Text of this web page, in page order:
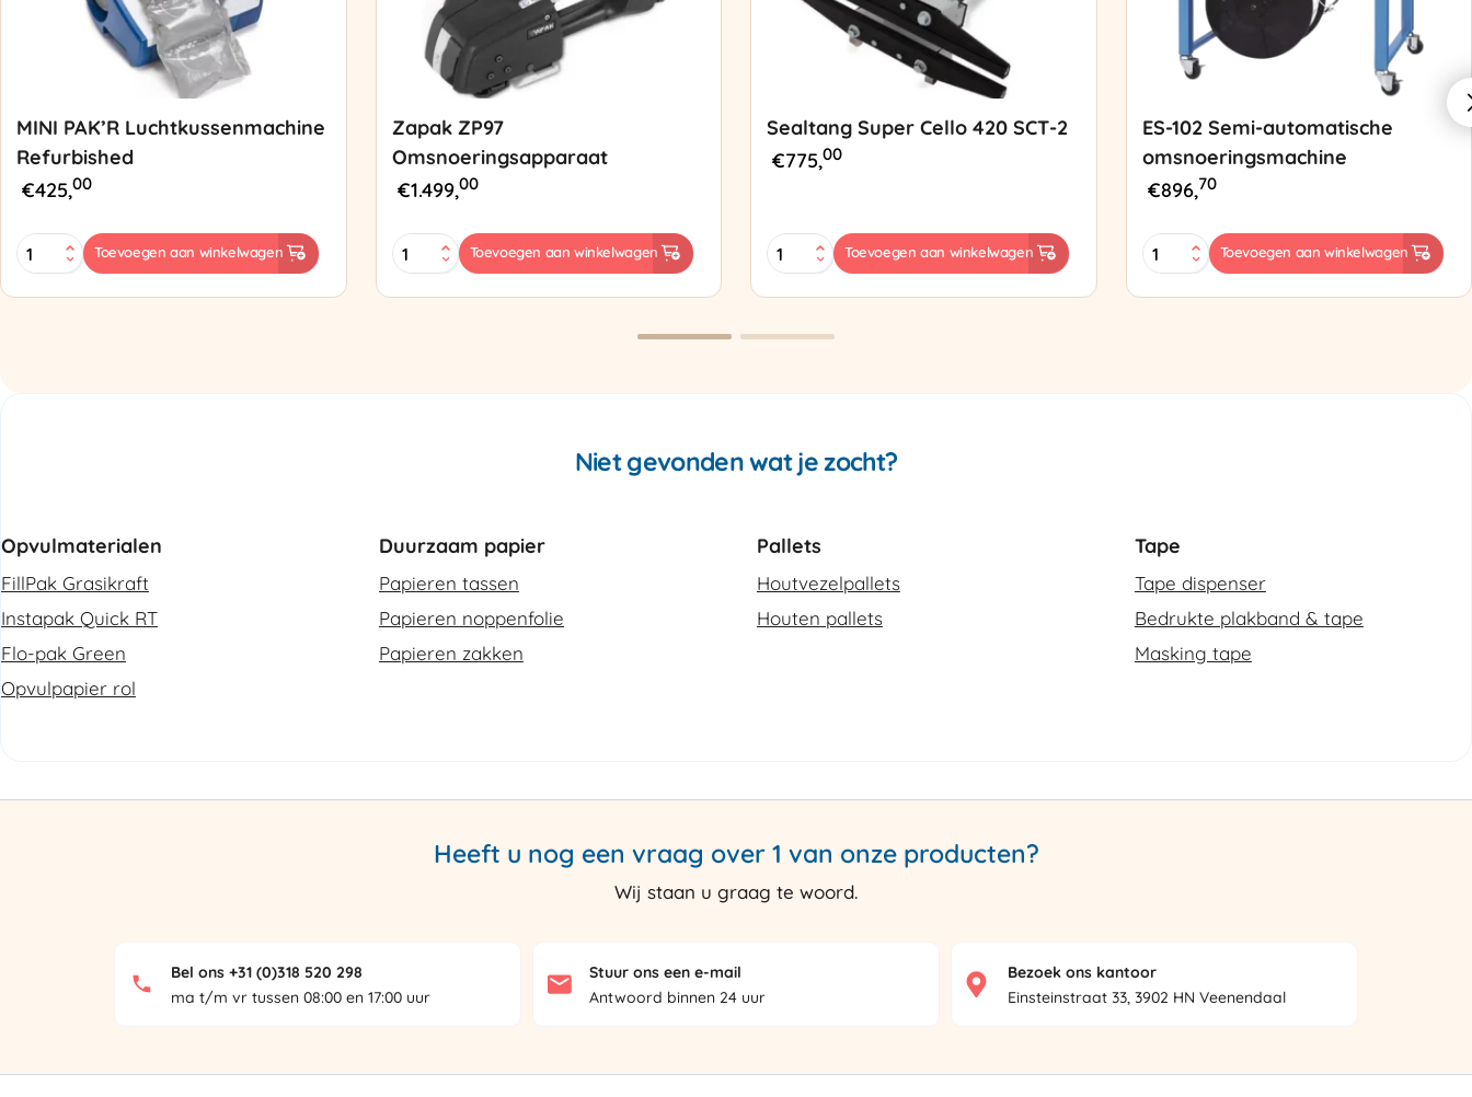
MINI PAK’R Luchtkussenmachine
Refurbished
€425,00
MINI
PAK'R
Toevoegen aan winkelwagen
Zapak ZP97
Omsnoeringsapparaat
€1.499,00
Zapak
ZP97
Toevoegen aan winkelwagen
Sealtang Super Cello 420 SCT-2
€775,00
Sealtang
Super
Toevoegen aan winkelwagen
ES-102 Semi-automatische
omsnoeringsmachine
€896,70
ES-
102
Toevoegen aan winkelwagen
Niet gevonden wat je zocht?
Opvulmaterialen
FillPak Grasikraft
Instapak Quick RT
Flo-pak Green
Opvulpapier rol
Duurzaam papier
Papieren tassen
Papieren noppenfolie
Papieren zakken
Pallets
Houtvezelpallets
Houten pallets
Tape
Tape dispenser
Bedrukte plakband & tape
Masking tape
Heeft u nog een vraag over 1 van onze producten?
Wij staan u graag te woord.
Bel ons +31 (0)318 520 298
ma t/m vr tussen 08:00 en 17:00 uur
Stuur ons een e-mail
Antwoord binnen 24 uur
Bezoek ons kantoor
Einsteinstraat 33, 3902 HN Veenendaal